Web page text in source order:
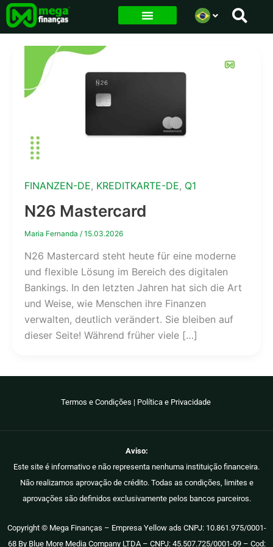
para
FINANZEN-DE, KREDITKARTE-DE, Q1
N26 Mastercard
Maria Fernanda / 15.03.2026
N26 Mastercard steht heute für eine moderne
und flexible Lösung im Bereich des digitalen
Bankings. In den letzten Jahren hat sich die Art
und Weise, wie Menschen ihre Finanzen
verwalten, deutlich verändert. Sie bleiben auf
dieser Seite! Während früher viele […]
Termos e Condições | Política e Privacidade
Aviso:
Este site é informativo e não representa nenhuma instituição financeira.
Não realizamos aprovação de crédito. Todas as condições, limites e
aprovações são definidos exclusivamente pelos bancos parceiros.
Copyright © Mega Finanças – Empresa Yellow ads CNPJ: 10.861.975/0001-
68 By Blue More Media Company LTDA – CNPJ: 45.507.725/0001-09 – Cod: